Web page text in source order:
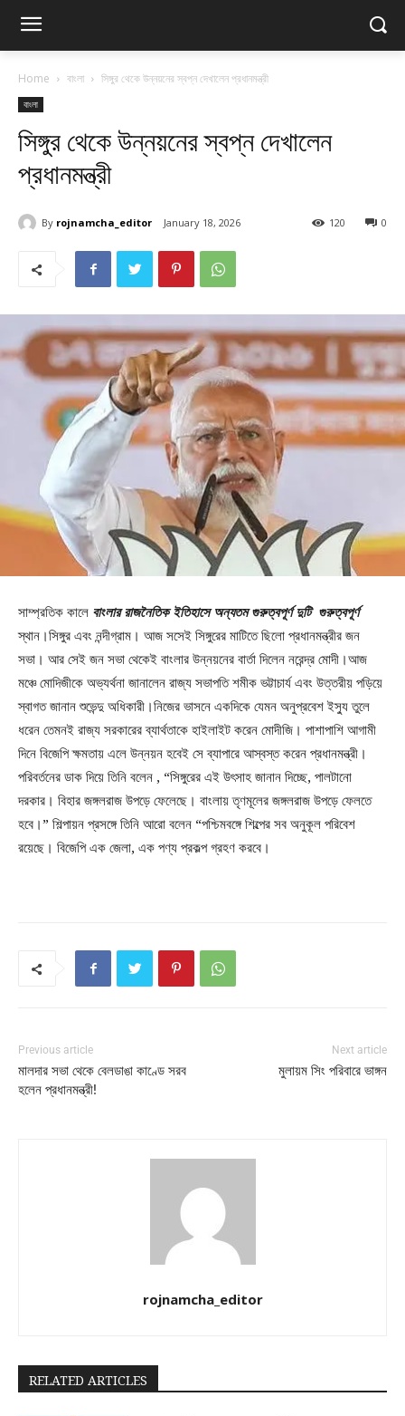
Home বাংলা সিঙ্গুর থেকে উন্নয়নের স্বপ্ন দেখালেন প্রধানমন্ত্রী
বাংলা
সিঙ্গুর থেকে উন্নয়নের স্বপ্ন দেখালেন
প্রধানমন্ত্রী
By rojnamcha_editor January 18, 2026 0
120
সাম্প্রতিক কালে বাংলার রাজনৈতিক ইতিহাসে অন্যতম গুরুত্বপূর্ণ দুটি গুরুত্বপূর্ণ
স্থান।সিঙ্গুর এবং নন্দীগ্রাম। আজ সসেই সিঙ্গুরের মাটিতে ছিলো প্রধানমন্ত্রীর জন
সভা। আর সেই জন সভা থেকেই বাংলার উন্নয়নের বার্তা দিলেন নরেন্দ্র মোদী।আজ
মঞ্চে মোদিজীকে অভ্যর্থনা জানালেন রাজ্য সভাপতি শমীক ভট্টাচার্য এবং উত্তরীয় পড়িয়ে
স্বাগত জানান শুভেন্দু অধিকারী।নিজের ভাসনে একদিকে যেমন অনুপ্রবেশ ইস্যু তুলে
ধরেন তেমনই রাজ্য সরকারের ব্যার্থতাকে হাইলাইট করেন মোদীজি। পাশাপাশি আগামী
দিনে বিজেপি ক্ষমতায় এলে উন্নয়ন হবেই সে ব্যাপারে আস্বস্ত করেন প্রধানমন্ত্রী।
পরিবর্তনের ডাক দিয়ে তিনি বলেন , “সিঙ্গুরের এই উৎসাহ জানান দিচ্ছে, পালটানো
দরকার। বিহার জঙ্গলরাজ উপড়ে ফেলেছে। বাংলায় তৃণমূলের জঙ্গলরাজ উপড়ে ফেলতে
হবে।” শিল্পায়ন প্রসঙ্গে তিনি আরো বলেন “পশ্চিমবঙ্গে শিল্পের সব অনুকূল পরিবেশ
রয়েছে। বিজেপি এক জেলা, এক পণ্য প্রকল্প গ্রহণ করবে।
Previous article
মালদার সভা থেকে বেলডাঙা কাণ্ডে সরব
হলেন প্রধানমন্ত্রী!
Next article
মুলায়ম সিং পরিবারে ভাঙ্গন
rojnamcha_editor
RELATED ARTICLES